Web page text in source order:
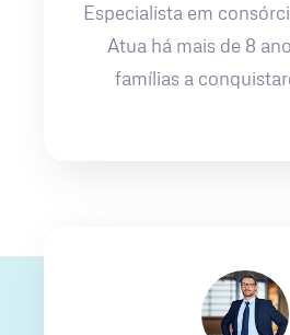
Especialista em
Atua há mais de 8
famílias a